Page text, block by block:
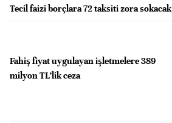
Tecil faizi borçlara 72 taksiti zora sokacak
Fahiş fiyat uygulayan işletmelere 389
milyon TL’lik ceza